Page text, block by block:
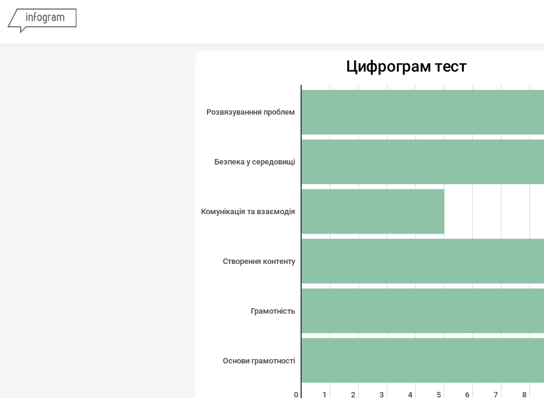
Цифрограм тест
Розвязуванння проблем
Безпека у середовищі
Комунікація та взаємодія
Створення контенту
Грамотність
Основи грамотності
0 1 2 3 4 5 6 7
8